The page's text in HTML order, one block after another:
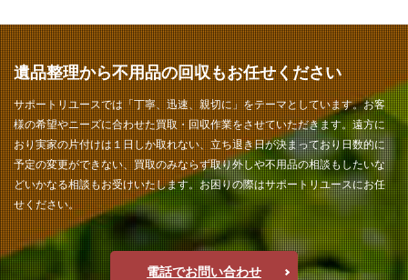
遺品整理から不用品の回収もお任せください
サポートリユースでは「丁寧、迅速、親切に」をテーマとしています。お客
様の希望やニーズに合わせた買取・回収作業をさせていただきます。遠方に
おり実家の片付けは１日しか取れない、立ち退き日が決まっており日数的に
予定の変更ができない、買取のみならず取り外しや不用品の相談もしたいな
どいかなる相談もお受けいたします。お困りの際はサポートリユースにお任
せください。
電話でお問い合わせ